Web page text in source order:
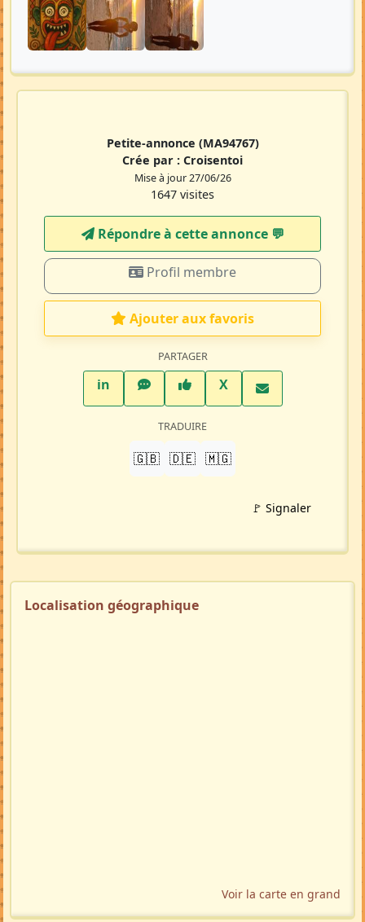
Petite-annonce (MA94767)
Crée par : Croisentoi
Mise à jour 27/06/26
1647 visites
Répondre à cette annonce 💬​
Profil membre
Ajouter aux favoris
PARTAGER
inLinkedInWhatsAppFacebook
XTwitter X
TRADUIRE
🇬🇧 🇩🇪 🇲🇬
🚩 Signaler
Localisation géographique
Voir la carte en grand